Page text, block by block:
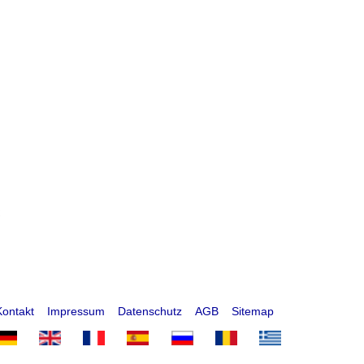
Impressum Datenschutz AGB Sitemap